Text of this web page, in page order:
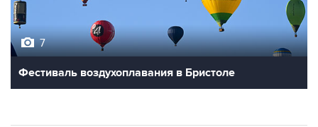
Фестиваль воздухоплавания в Бристоле